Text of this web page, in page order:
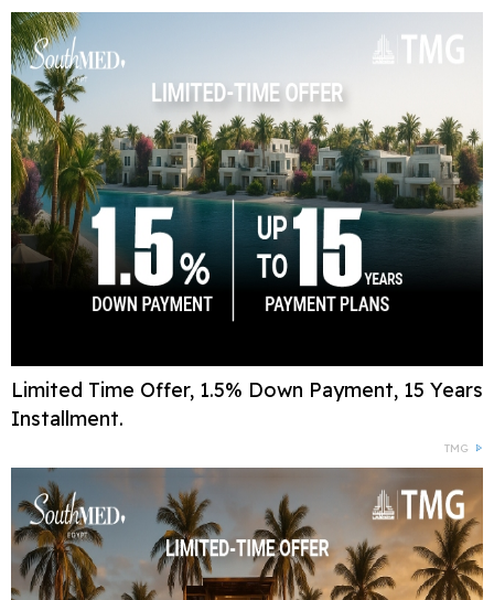
Limited Time Offer, 1.5% Down Payment, 15 Years
Installment.
TMG